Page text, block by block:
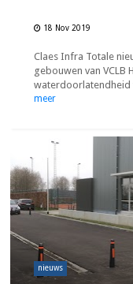
18 Nov 2019
Claes Infra Totale
gebouwen van VCLB
waterdoorlatendheid
meer
nieuws